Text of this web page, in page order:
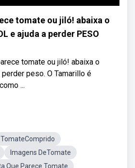
tomate ou jiló! abaixa o
e ajuda a perder PESO
tomate ou jiló! abaixa o
peso. O Tamarillo é
...
TomateComprido
Imagens DeTomate
Que Parece Tomate